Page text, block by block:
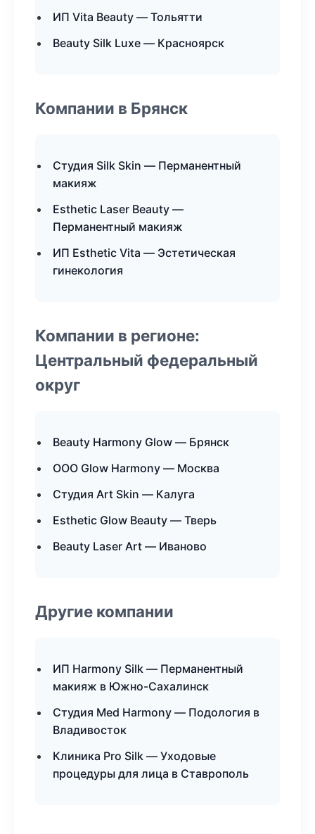
ИП Vita Beauty — Тольятти
Beauty Silk Luxe — Красноярск
Компании в Брянск
Студия Silk Skin — Перманентный
макияж
Esthetic Laser Beauty —
Перманентный макияж
ИП Esthetic Vita — Эстетическая
гинекология
Компании в регионе:
Центральный федеральный
округ
Beauty Harmony Glow — Брянск
ООО Glow Harmony — Москва
Студия Art Skin — Калуга
Esthetic Glow Beauty — Тверь
Beauty Laser Art — Иваново
Другие компании
ИП Harmony Silk — Перманентный
макияж в Южно-Сахалинск
Студия Med Harmony — Подология в
Владивосток
Клиника Pro Silk — Уходовые
процедуры для лица в Ставрополь